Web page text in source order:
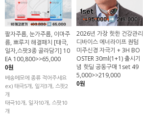
팔자주름, 눈가주름, 이마주
름, 뾰루지 해결패치 [태극,
일자,스팟3종 골라담기] 10
EA 100,800>>65,000
0원
베송메모에 종류 적어주세요
ex) 태극5개, 일자3개, 스팟2
개
태극10개, 일자10개, 스팟10
개
2026년 가장 핫한 건강관리
디바이스 에너라이프 퀀텀
미주신경 자극기 + 3H BO
OSTER 30ml(1+1) 출시기
념 핫딜 공동구매 1set 49
5,000>>219,000
0원